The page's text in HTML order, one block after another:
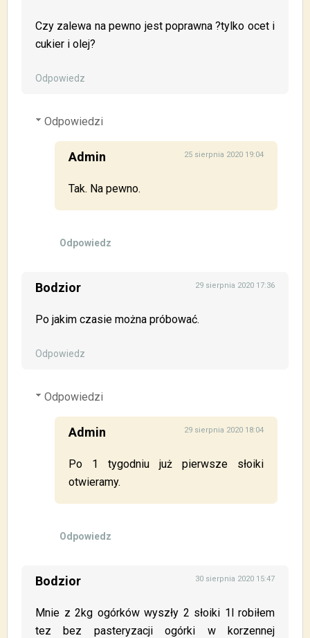
Czy zalewa na pewno jest poprawna ?tylko ocet i
cukier i olej?
Odpowiedz
Odpowiedzi
Admin 25 sierpnia 2020 19:04
Tak. Na pewno.
Odpowiedz
Bodzior 29 sierpnia 2020 17:36
Po jakim czasie można próbować.
Odpowiedz
Odpowiedzi
Admin 29 sierpnia 2020 18:04
Po 1 tygodniu już pierwsze słoiki
otwieramy.
Odpowiedz
Bodzior 30 sierpnia 2020 15:47
Mnie z 2kg ogórków wyszły 2 słoiki 1l robiłem
tez bez pasteryzacji ogórki w korzennej